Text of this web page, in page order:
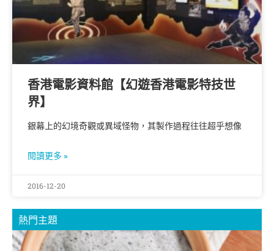
香港電影資料館【幻遊香港電影特技世
界】
銀幕上的幻境奇觀或異域怪物，其製作過程往往超乎想像
閱讀更多 »
2016-12-20
熱門主題